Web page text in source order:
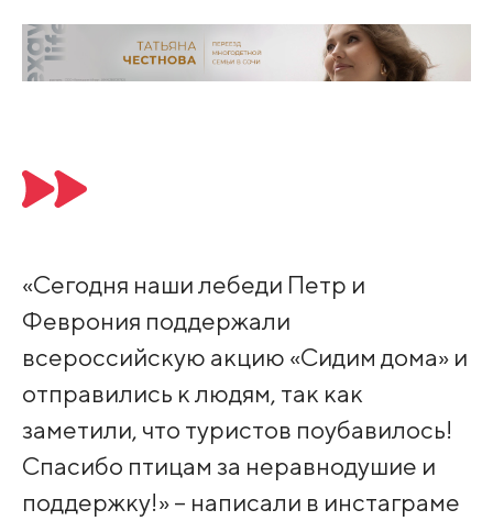
«Сегодня наши лебеди Петр и
Феврония поддержали
всероссийскую акцию «Сидим дома» и
отправились к людям, так как
заметили, что туристов поубавилось!
Спасибо птицам за неравнодушие и
поддержку!» – написали в инстаграме